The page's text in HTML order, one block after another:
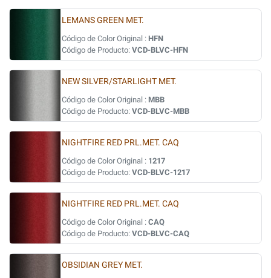
LEMANS GREEN MET.
Código de Color Original : HFN
Código de Producto: VCD-BLVC-HFN
NEW SILVER/STARLIGHT MET.
Código de Color Original : MBB
Código de Producto: VCD-BLVC-MBB
NIGHTFIRE RED PRL.MET. CAQ
Código de Color Original : 1217
Código de Producto: VCD-BLVC-1217
NIGHTFIRE RED PRL.MET. CAQ
Código de Color Original : CAQ
Código de Producto: VCD-BLVC-CAQ
OBSIDIAN GREY MET.